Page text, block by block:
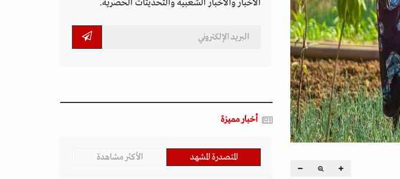
الأخبار والأخبار الشعبية والتحديثات الحصرية.
أخبار مميزة
المتصدرة المشهد الأكثر مشاهدة